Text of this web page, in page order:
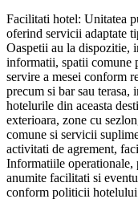
Facilitati hotel: Unitatea
oferind servicii adaptate
Oaspetii au la dispozitie,
informatii, spatii comune
servire a mesei conform
precum si bar sau
hotelurile din aceasta
exterioara, zone cu
comune si servicii
activitati de agrement,
Informatiile operationale,
anumite facilitati si
conform politicii hotelului